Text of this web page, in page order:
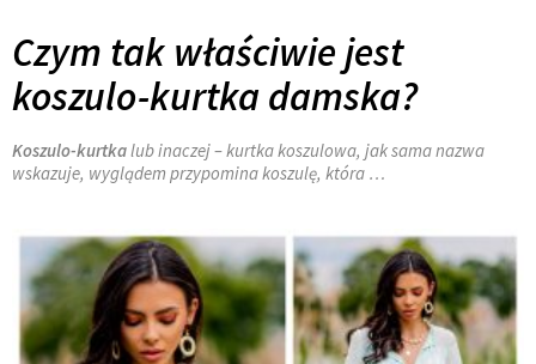
Czym tak właściwie jest
koszulo-kurtka damska?
Koszulo-kurtkalub inaczej – kurtka koszulowa, jak sama nazwa
wskazuje, wyglądem przypomina koszulę, która …